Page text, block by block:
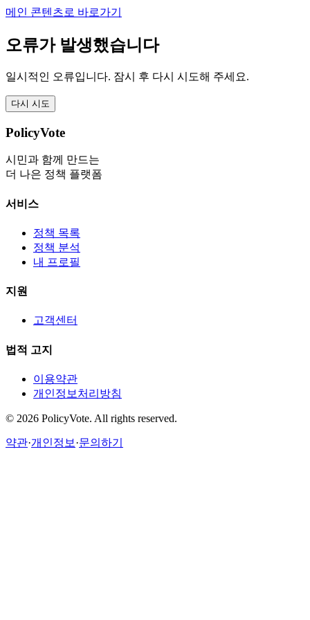
메인 콘텐츠로 바로가기
오류가 발생했습니다
일시적인 오류입니다. 잠시 후 다시 시도해 주세요.
다시 시도
PolicyVote
시민과 함께 만드는
더 나은 정책 플랫폼
서비스
정책 목록
정책 분석
내 프로필
지원
고객센터
법적 고지
이용약관
개인정보처리방침
© 2026 PolicyVote. All rights reserved.
약관·개인정보 ·문의하기